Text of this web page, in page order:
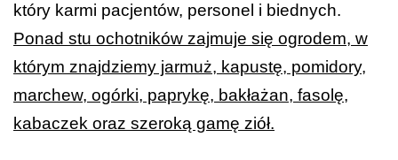
który karmi pacjentów, personel i biednych.
Ponad stu ochotników zajmuje się ogrodem, w
którym znajdziemy jarmuż, kapustę, pomidory,
marchew, ogórki, paprykę, bakłażan, fasolę,
kabaczek oraz szeroką gamę ziół.